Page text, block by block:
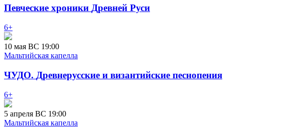
Певческие хроники Древней Руси
6+
10 мая ВС 19:00
Мальтийская капелла
ЧУДО. Древнерусские и византийские песнопения
6+
5 апреля ВС 19:00
Мальтийская капелла